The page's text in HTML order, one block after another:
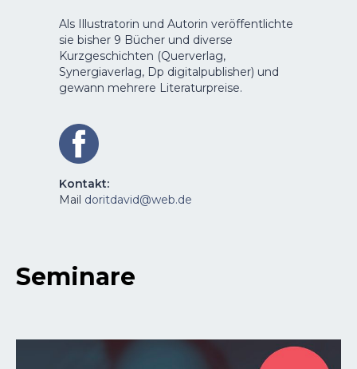
Als Illustratorin und Autorin veröffentlichte
sie bisher 9 Bücher und diverse
Kurzgeschichten (Querverlag,
Synergiaverlag, Dp digitalpublisher) und
gewann mehrere Literaturpreise.
Kontakt:
Mail doritdavid@web.de
Seminare